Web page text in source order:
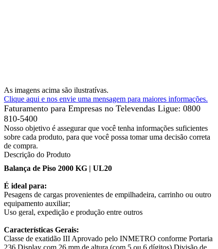
As imagens acima são ilustratívas.
Clique aqui e nos envie uma mensagem para maiores informações.
Faturamento para Empresas no Televendas Ligue: 0800
810-5400
Nosso objetivo é assegurar que você tenha informações suficientes
sobre cada produto, para que você possa tomar uma decisão correta
de compra.
Descrição do Produto
Balança de Piso 2000 KG | UL20
É ideal para:
Pesagens de cargas provenientes de empilhadeira, carrinho ou outro
equipamento auxiliar;
Uso geral, expedição e produção entre outros
Características Gerais:
Classe de exatidão III Aprovado pelo INMETRO conforme Portaria
236 Display com 26 mm de altura (com 5 ou 6 dígitos) Divisão de